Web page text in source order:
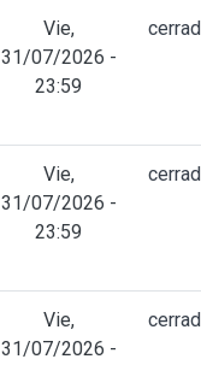
Vie,
31/07/2026 -
23:59
Vie,
31/07/2026 -
23:59
Vie,
31/07/2026 -